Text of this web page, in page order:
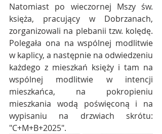
Natomiast po wieczornej Mszy św.
księża, pracujący w Dobrzanach,
zorganizowali na plebanii tzw. kolędę.
Polegała ona na wspólnej modlitwie
w kaplicy, a następnie na odwiedzeniu
każdego z mieszkań księży i tam na
wspólnej modlitwie w intencji
mieszkańca, na pokropieniu
mieszkania wodą poświęconą i na
wypisaniu na drzwiach skrótu:
"C+M+B+2025".